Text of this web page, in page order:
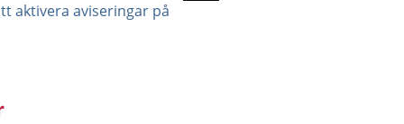
aktivera aviseringar på